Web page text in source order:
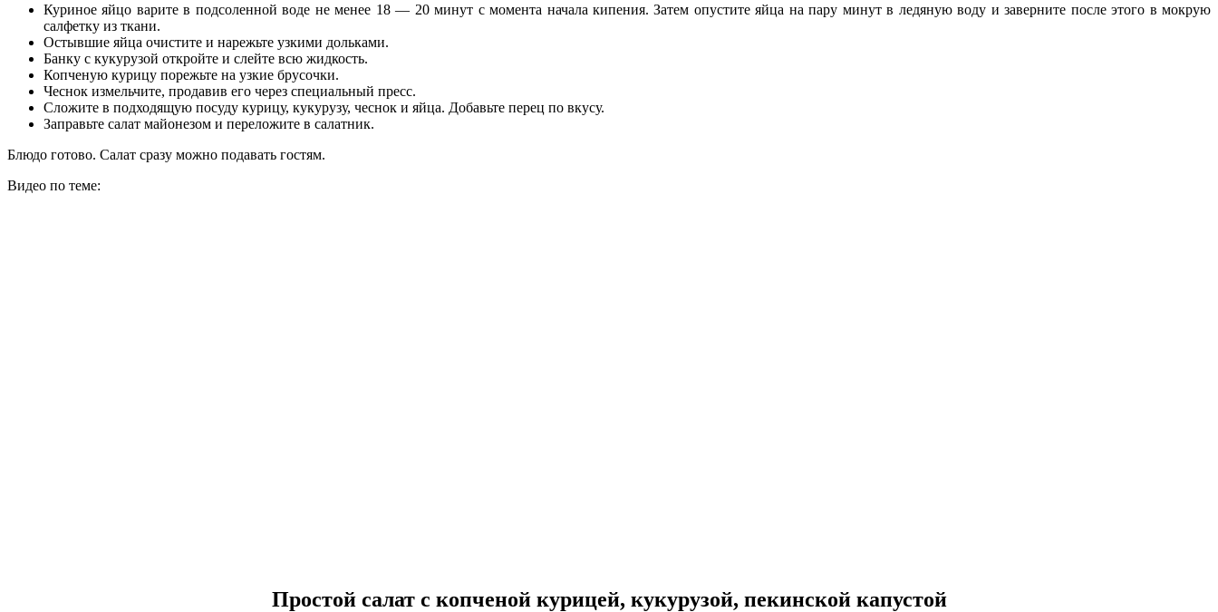
Куриное яйцо варите в подсоленной воде не менее 18 — 20 минут с момента начала кипения. Затем опустите яйца на пару минут в ледяную воду и заверните после этого в мокрую
салфетку из ткани.
Остывшие яйца очистите и нарежьте узкими дольками.
Банку с кукурузой откройте и слейте всю жидкость.
Копченую курицу порежьте на узкие брусочки.
Чеснок измельчите, продавив его через специальный пресс.
Сложите в подходящую посуду курицу, кукурузу, чеснок и яйца. Добавьте перец по вкусу.
Заправьте салат майонезом и переложите в салатник.
Блюдо готово. Салат сразу можно подавать гостям.
Видео по теме:
Простой салат с копченой курицей, кукурузой, пекинской капустой